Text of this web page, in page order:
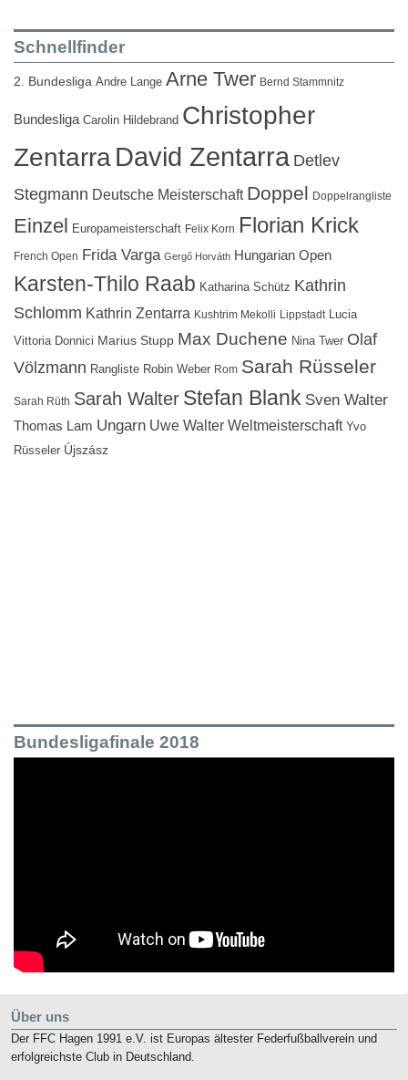
Schnellfinder
2. Bundesliga Andre Lange Arne Twer Bernd Stammnitz
Bundesliga Carolin Hildebrand Christopher
ZentarraDavid Zentarra Detlev
Stegmann Deutsche Meisterschaft Doppel Doppelrangliste
Einzel Europameisterschaft Felix Korn Florian Krick
French Open Frida Varga Gergő Horváth Hungarian Open
Karsten-Thilo Raab Katharina Schütz Kathrin
Schlomm Kathrin Zentarra Kushtrim Mekolli Lippstadt
Lucia
Vittoria Donnici Marius Stupp Max Duchene Nina Twer Olaf
Völzmann Rangliste Robin Weber Rom Sarah Rüsseler
Sarah Rüth Sarah Walter Stefan Blank Sven Walter
Thomas Lam Ungarn Uwe Walter Weltmeisterschaft Yvo
Rüsseler Újszász
Bundesligafinale 2018
Über uns
Der FFC Hagen 1991 e.V. ist Europas ältester Federfußballverein und
erfolgreichste Club in Deutschland.